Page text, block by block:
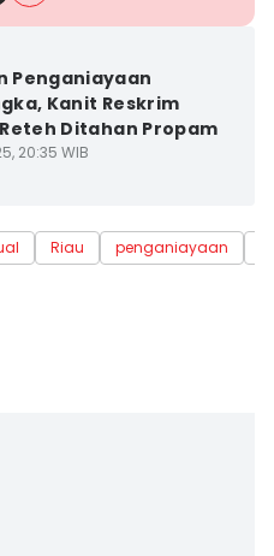
Penganiayaan
Kanit Reskrim
Ditahan Propam
20:35 WIB
Riau penganiayaan